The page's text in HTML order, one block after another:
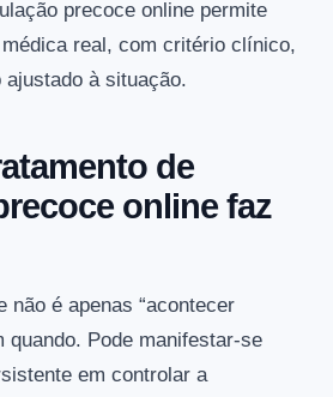
precoce online permite
real, com critério clínico,
à situação.
de
online faz
não é apenas “acontecer
quando. Pode manifestar-se
em controlar a